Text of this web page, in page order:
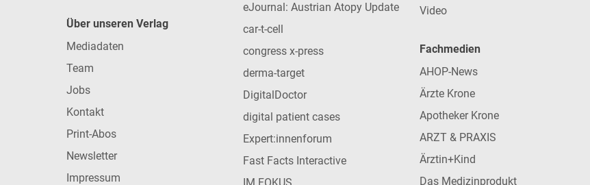
Über unseren Verlag
Mediadaten
Team
Jobs
Kontakt
Print-Abos
Newsletter
Impressum
eJournal: Austrian Atopy Update
car-t-cell
congress x-press
derma-target
DigitalDoctor
digital patient cases
Expert:innenforum
Fast Facts Interactive
Video
Fachmedien
AHOP-News
Ärzte Krone
Apotheker Krone
ARZT & PRAXIS
Ärztin+Kind
Das Medizinprodukt